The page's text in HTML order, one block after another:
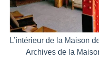
L’intérieur de la Maison
Archives de la